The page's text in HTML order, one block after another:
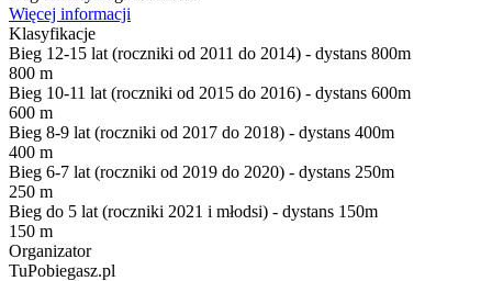
Więcej informacji
Klasyfikacje
Bieg 12-15 lat (roczniki od 2011 do 2014) - dystans 800m
800 m
Bieg 10-11 lat (roczniki od 2015 do 2016) - dystans 600m
600 m
Bieg 8-9 lat (roczniki od 2017 do 2018) - dystans 400m
400 m
Bieg 6-7 lat (roczniki od 2019 do 2020) - dystans 250m
250 m
Bieg do 5 lat (roczniki 2021 i młodsi) - dystans 150m
150 m
Organizator
TuPobiegasz.pl